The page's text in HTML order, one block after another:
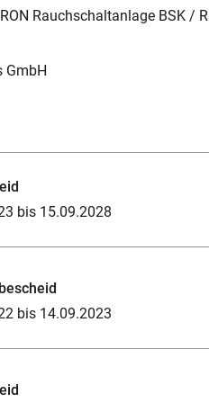
Rauchschaltanlage BSK /
GmbH
bis 15.09.2028
bis 14.09.2023